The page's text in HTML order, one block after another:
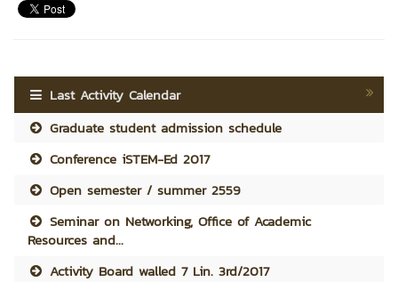
Last Activity Calendar
Graduate student admission schedule
Conference iSTEM-Ed 2017
Open semester / summer 2559
Seminar on Networking, Office of Academic
Resources and...
Activity Board walled 7 Lin. 3rd/2017